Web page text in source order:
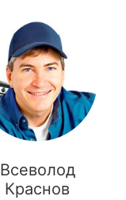
Всеволод
Краснов